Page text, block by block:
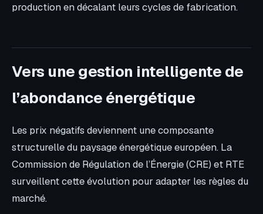
production en décalant leurs cycles de fabrication.
Vers une gestion intelligente de
l’abondance énergétique
Les prix négatifs deviennent une composante
structurelle du paysage énergétique européen. La
Commission de Régulation de l’Énergie (CRE) et RTE
surveillent cette évolution pour adapter les règles du
marché.